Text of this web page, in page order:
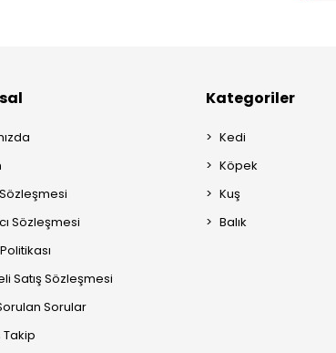
Sözleşmesi
Satış Sözleşmesi
Sorular
Takip
Kategoriler
Kedi
Köpek
Kuş
Balık